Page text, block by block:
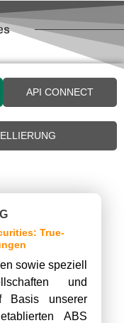
API CONNECT
True-
sowie speziell
und
Basis unserer
ABS